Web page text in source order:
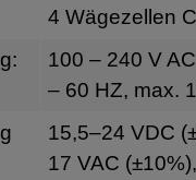
4 Wägezellen
100 – 240 V
– 60 HZ, max.
15,5–24 VDC
17 VAC